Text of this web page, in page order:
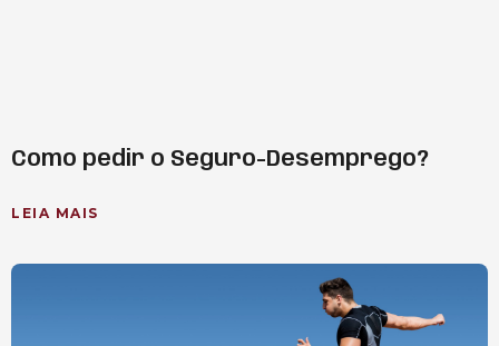
Como pedir o Seguro-Desemprego?
LEIA MAIS